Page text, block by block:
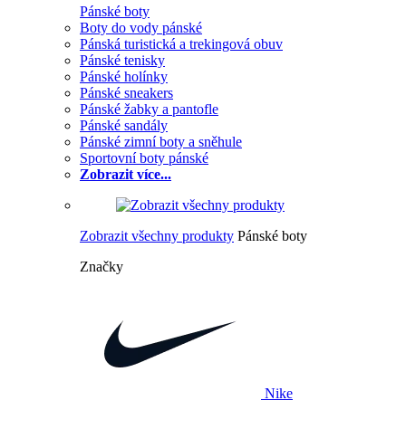
Pánské boty
Boty do vody pánské
Pánská turistická a trekingová obuv
Pánské tenisky
Pánské holínky
Pánské sneakers
Pánské žabky a pantofle
Pánské sandály
Pánské zimní boty a sněhule
Sportovní boty pánské
Zobrazit více...
Zobrazit všechny produkty Pánské boty
Značky
Nike